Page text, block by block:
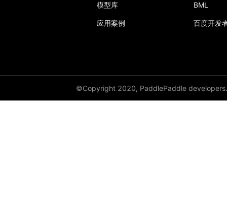
模型库
应用案例
BML
百度开发
©Copyright 2020, PaddlePaddle developers.